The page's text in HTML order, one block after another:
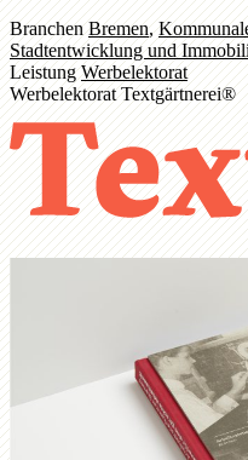
BranchenBremen,
Stadtentwicklung und
LeistungWerbelektorat
Werbelektorat Textgärtnerei®